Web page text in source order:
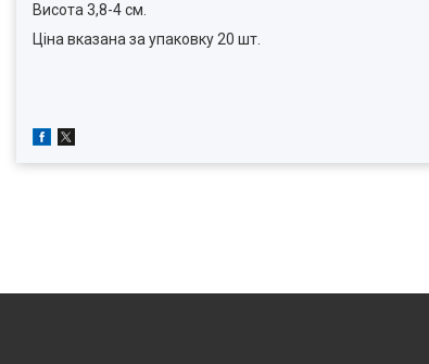
Висота 3,8-4 см.
Ціна вказана за упаковку 20 шт.